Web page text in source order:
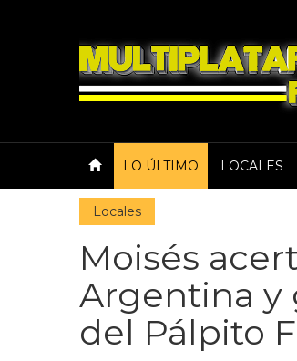
LO ÚLTIMO LOCALES
Locales
Moisés
Argentina y
del Pálpito